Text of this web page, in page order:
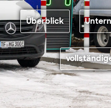
Überblick